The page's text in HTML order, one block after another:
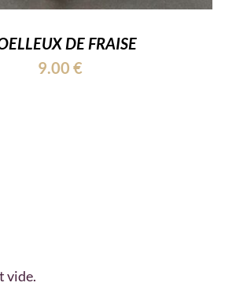
DE FRAISE
9.00 €
vide.